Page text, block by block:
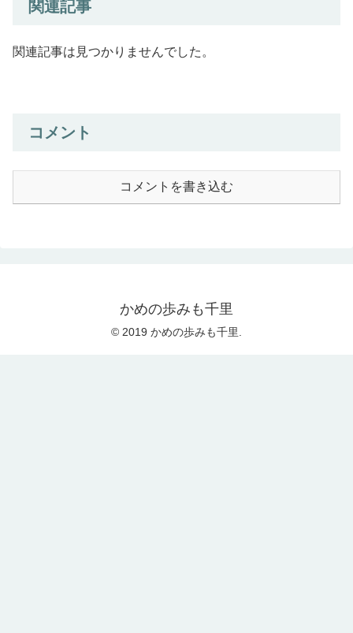
関連記事
関連記事は見つかりませんでした。
コメント
コメントを書き込む
かめの歩みも千里
© 2019 かめの歩みも千里.